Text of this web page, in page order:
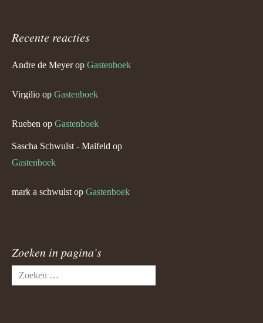
Recente reacties
Andre de Meyerop Gastenboek
Virgilio op Gastenboek
Rueben op Gastenboek
Sascha Schwulst - Maifeld op
Gastenboek
mark a schwulst op Gastenboek
Zoeken in pagina’s
Zoeken
naar: